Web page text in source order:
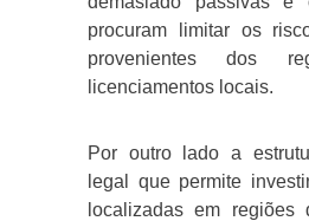
procuram limitar os
provenientes dos
licenciamentos locais.
Por outro lado a
legal que permite
localizadas em regiões